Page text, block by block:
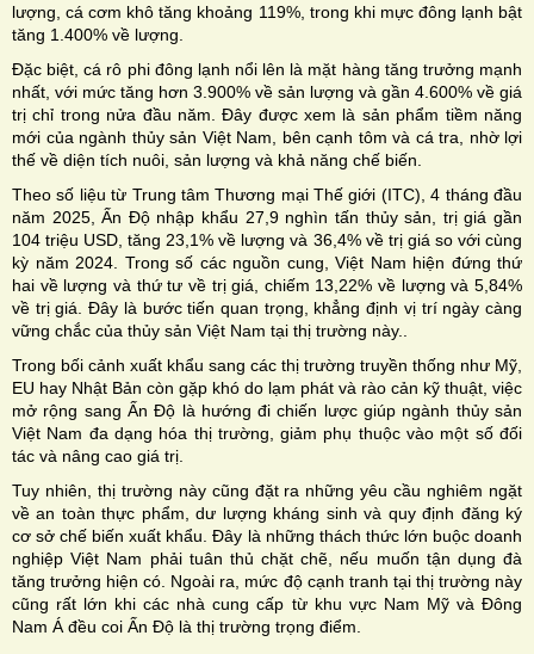
lượng, cá cơm khô tăng khoảng 119%, trong khi mực đông lạnh bật
tăng 1.400% về lượng.
Đặc biệt, cá rô phi đông lạnh nổi lên là mặt hàng tăng trưởng mạnh
nhất, với mức tăng hơn 3.900% về sản lượng và gần 4.600% về giá
trị chỉ trong nửa đầu năm. Đây được xem là sản phẩm tiềm năng
mới của ngành thủy sản Việt Nam, bên cạnh tôm và cá tra, nhờ lợi
thế về diện tích nuôi, sản lượng và khả năng chế biến.
Theo số liệu từ Trung tâm Thương mại Thế giới (ITC), 4 tháng đầu
năm 2025, Ấn Độ nhập khẩu 27,9 nghìn tấn thủy sản, trị giá gần
104 triệu USD, tăng 23,1% về lượng và 36,4% về trị giá so với cùng
kỳ năm 2024. Trong số các nguồn cung, Việt Nam hiện đứng thứ
hai về lượng và thứ tư về trị giá, chiếm 13,22% về lượng và 5,84%
về trị giá. Đây là bước tiến quan trọng, khẳng định vị trí ngày càng
vững chắc của thủy sản Việt Nam tại thị trường này..
Trong bối cảnh xuất khẩu sang các thị trường truyền thống như Mỹ,
EU hay Nhật Bản còn gặp khó do lạm phát và rào cản kỹ thuật, việc
mở rộng sang Ấn Độ là hướng đi chiến lược giúp ngành thủy sản
Việt Nam đa dạng hóa thị trường, giảm phụ thuộc vào một số đối
tác và nâng cao giá trị.
Tuy nhiên, thị trường này cũng đặt ra những yêu cầu nghiêm ngặt
về an toàn thực phẩm, dư lượng kháng sinh và quy định đăng ký
cơ sở chế biến xuất khẩu. Đây là những thách thức lớn buộc doanh
nghiệp Việt Nam phải tuân thủ chặt chẽ, nếu muốn tận dụng đà
tăng trưởng hiện có. Ngoài ra, mức độ cạnh tranh tại thị trường này
cũng rất lớn khi các nhà cung cấp từ khu vực Nam Mỹ và Đông
Nam Á đều coi Ấn Độ là thị trường trọng điểm.